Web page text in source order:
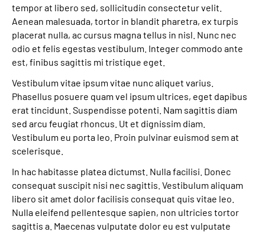
Login
tempor at libero sed, sollicitudin consectetur velit.
Aenean malesuada, tortor in blandit pharetra, ex turpis
placerat nulla, ac cursus magna tellus in nisl. Nunc nec
odio et felis egestas vestibulum. Integer commodo ante
est, finibus sagittis mi tristique eget.
Vestibulum vitae ipsum vitae nunc aliquet varius.
Phasellus posuere quam vel ipsum ultrices, eget dapibus
erat tincidunt. Suspendisse potenti. Nam sagittis diam
sed arcu feugiat rhoncus. Ut et dignissim diam.
Vestibulum eu porta leo. Proin pulvinar euismod sem at
scelerisque.
In hac habitasse platea dictumst. Nulla facilisi. Donec
consequat suscipit nisi nec sagittis. Vestibulum aliquam
libero sit amet dolor facilisis consequat quis vitae leo.
Nulla eleifend pellentesque sapien, non ultricies tortor
sagittis a. Maecenas vulputate dolor eu est vulputate